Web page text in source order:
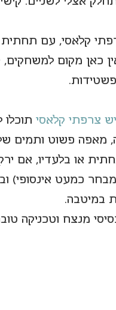
קלאסי, עם תחתית
כאן מקום
צרפתי קלאסי תוכלו
מאפה פשוט ותמים
או בלעדיו, אם
כמעט אינסופי)
במיטבה.
מנצח וטכניקה